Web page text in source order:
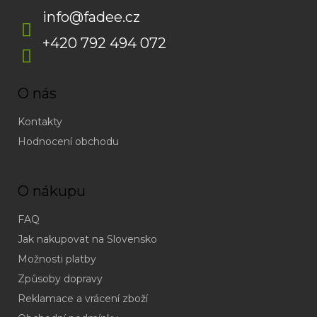
info@fadee.cz
+420 792 494 072
O nás
Kontakty
Hodnocení obchodu
O nákupu
FAQ
Jak nakupovat na Slovensko
Možnosti platby
Způsoby dopravy
Reklamace a vrácení zboží